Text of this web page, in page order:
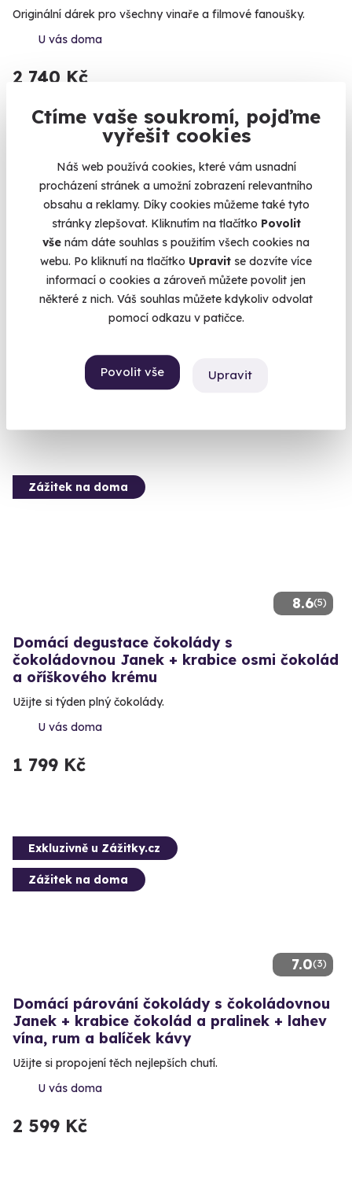
Ctíme vaše soukromí, pojďme
vyřešit cookies
Náš web používá cookies, které vám usnadní
procházení stránek a umožní zobrazení relevantního
obsahu a reklamy. Díky cookies můžeme také tyto
stránky zlepšovat. Kliknutím na tlačítko Povolit
vše nám dáte souhlas s použitím všech cookies na
webu. Po kliknutí na tlačítko Upravit se dozvíte více
informací o cookies a zároveň můžete povolit jen
některé z nich. Váš souhlas můžete kdykoliv odvolat
pomocí odkazu v patičce.
Povolit vše Upravit
Originální dárek pro všechny vinaře a filmové fanoušky.
U vás doma
2 740 Kč
9.9
Kino jen pro vás dva
8.6(5)
Zážitek na doma
Domácí degustace čokolády s
čokoládovnou Janek + krabice osmi čokolád
a oříškového krému
Užijte si týden plný čokolády.
U vás doma
1 799 Kč
7.0(3)
Exkluzivně u Zážitky.cz
Zážitek na doma
Domácí párování čokolády s čokoládovnou
Janek + krabice čokolád a pralinek + lahev
vína, rum a balíček kávy
Užijte si propojení těch nejlepších chutí.
U vás doma
2 599 Kč